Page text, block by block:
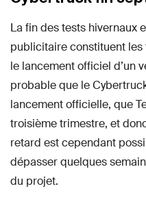
La fin des tests hivernaux
publicitaire constituent
le lancement officiel d’un
probable que le
lancement officielle, que
troisième trimestre, et
retard est cependant
dépasser quelques
du projet.